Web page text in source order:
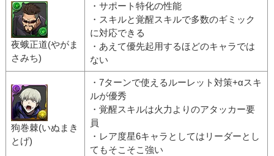
夜蛾正道(やがま
さみち)
・サポート特化の性能
・スキルと覚醒スキルで多数のギミック
に対応できる
・あえて優先起用するほどのキャラでは
ない
狗巻棘(いぬまき
とげ)
・7ターンで使えるルーレット対策+αスキ
ルが優秀
・覚醒スキルは火力よりのアタッカー要
員
・レア度星6キャラとしてはリーダーとし
てもそこそこ強い